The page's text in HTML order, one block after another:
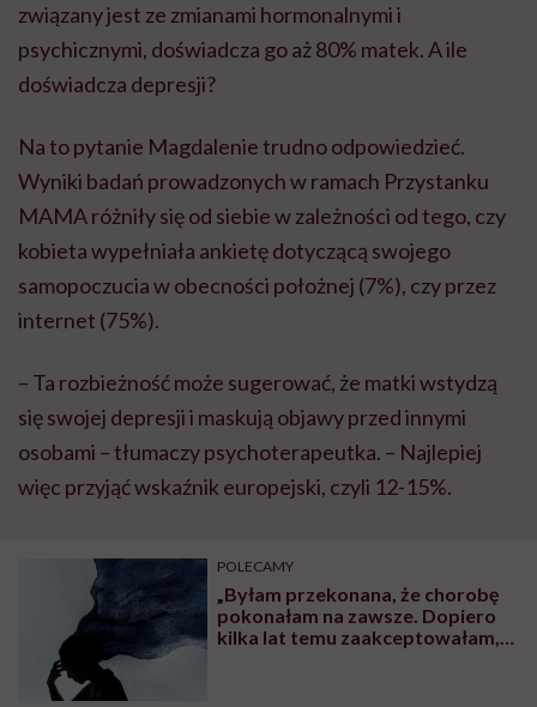
związany jest ze zmianami hormonalnymi i
psychicznymi, doświadcza go aż 80% matek. A ile
doświadcza depresji?
Na to pytanie Magdalenie trudno odpowiedzieć.
Wyniki badań prowadzonych w ramach Przystanku
MAMA różniły się od siebie w zależności od tego, czy
kobieta wypełniała ankietę dotyczącą swojego
samopoczucia w obecności położnej (7%), czy przez
internet (75%).
– Ta rozbieżność może sugerować, że matki wstydzą
się swojej depresji i maskują objawy przed innymi
osobami – tłumaczy psychoterapeutka. – Najlepiej
więc przyjąć wskaźnik europejski, czyli 12-15%.
POLECAMY
„Byłam przekonana, że chorobę
pokonałam na zawsze. Dopiero
kilka lat temu zaakceptowałam,